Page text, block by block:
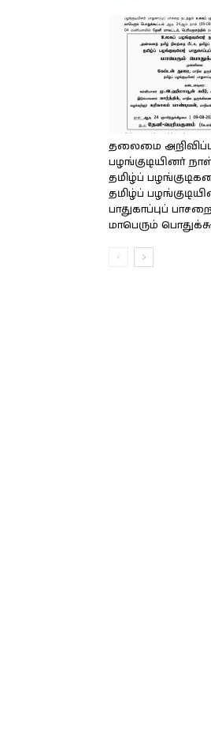
தலைமை
பழங்குடியினர்
தமிழ்ப்
தமிழ்ப்
பாதுகாப்புப்
மாபெரும்